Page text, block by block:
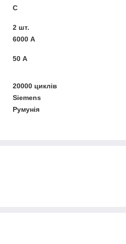
C
2 шт.
6000 А
50 А
20000 циклів
Siemens
Румунія